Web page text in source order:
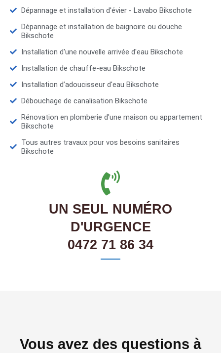
Dépannage et installation d'évier - Lavabo Bikschote
Dépannage et installation de baignoire ou douche
Bikschote
Installation d'une nouvelle arrivée d'eau Bikschote
Installation de chauffe-eau Bikschote
Installation d’adoucisseur d'eau Bikschote
Débouchage de canalisation Bikschote
Rénovation en plomberie d'une maison ou appartement
Bikschote
Tous autres travaux pour vos besoins sanitaires
Bikschote
UN SEUL NUMÉRO
D'URGENCE
0472 71 86 34
Vous avez des questions à